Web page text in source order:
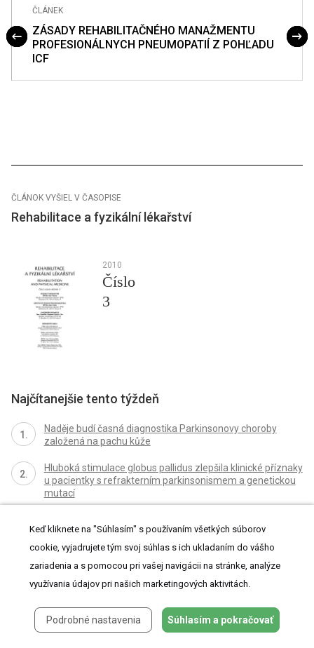
ČLÁNEK
ZÁSADY REHABILITAČNÉHO MANAŽMENTU
PROFESIONÁLNYCH PNEUMOPATIÍ Z POHĽADU
ICF
ČLÁNOK VYŠIEL V ČASOPISE
Rehabilitace a fyzikální lékařství
2010
Číslo
3
Najčítanejšie tento týždeň
Naděje budí časná diagnostika Parkinsonovy choroby
založená na pachu kůže
Hluboká stimulace globus pallidus zlepšila klinické příznaky
u pacientky s refrakterním parkinsonismem a genetickou
mutací
nervosvalovým onemocněním
Všetky články tohto čísla
ZÁSADY REHABILITAČNÉHO MANAŽMENTU PROFESIONÁLNYCH
PNEUMOPATIÍ Z POHĽADU ICF
Keď kliknete na "Súhlasím" s používaním všetkých súborov
cookie, vyjadrujete tým svoj súhlas s ich ukladaním do vášho
zariadenia a s pomocou pri vašej navigácii na stránke, analýze
využívania údajov pri našich marketingových aktivitách.
Podrobné nastavenia Súhlasím a pokračovať